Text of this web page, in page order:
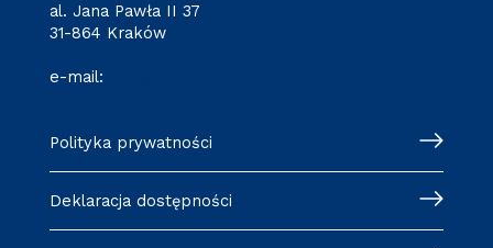
al. Jana Pawła II 37
31-864 Kraków
e-mail:
Polityka prywatności
Deklaracja dostępności